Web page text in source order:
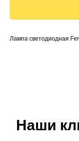
Лампа светодиодная
Наши